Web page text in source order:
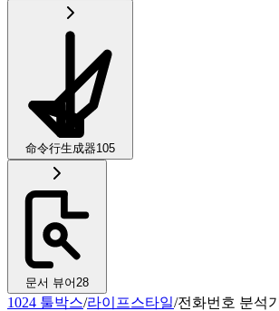
命令行生成器105
문서 뷰어28
1024 툴박스/라이프스타일/전화번호 분석기